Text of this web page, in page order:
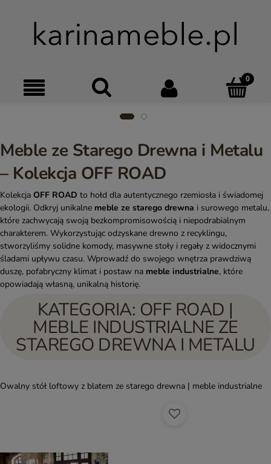
Menu Szukaj Moje
Meble ze Starego Drewna i Metalu
– Kolekcja OFF ROAD
Kolekcja OFF ROAD to hołd dla autentycznego rzemiosła i świadomej
ekologii. Odkryj unikalne meble ze starego drewna i surowego metalu,
które zachwycają swoją bezkompromisowością i niepodrabialnym
charakterem. Wykorzystując odzyskane drewno z recyklingu,
stworzyliśmy solidne komody, masywne stoły i regały z widocznymi
śladami upływu czasu. Wprowadź do swojego wnętrza prawdziwą
duszę, pofabryczny klimat i postaw na meble industrialne, które
opowiadają własną, unikalną historię.
KATEGORIA: OFF ROAD |
MEBLE INDUSTRIALNE ZE
STAREGO DREWNA I METALU
Owalny stół loftowy z blatem ze starego drewna | meble industrialne